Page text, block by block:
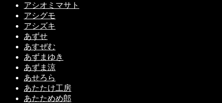
アシオミマサト
アシグモ
アシズキ
あずせ
あすぜむ
あずまゆき
あずま涼
あせろら
あたたけ工房
あたためめ郎